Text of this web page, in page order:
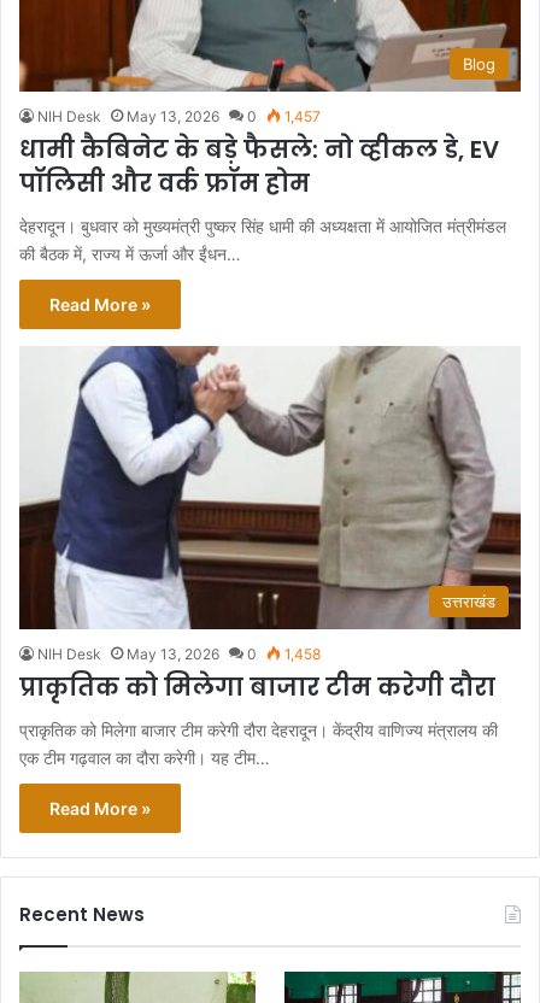
Blog
NIH Desk May 13, 2026 0 1,457
धामी कैबिनेट के बड़े फैसले: नो व्हीकल डे, EV
पॉलिसी और वर्क फ्रॉम होम
देहरादून। बुधवार को मुख्यमंत्री पुष्कर सिंह धामी की अध्यक्षता में आयोजित मंत्रीमंडल
की बैठक में, राज्य में ऊर्जा और ईंधन…
Read More »
उत्तराखंड
NIH Desk May 13, 2026 0 1,458
प्राकृतिक को मिलेगा बाजार टीम करेगी दौरा
प्राकृतिक को मिलेगा बाजार टीम करेगी दौरा देहरादून। केंद्रीय वाणिज्य मंत्रालय की
एक टीम गढ़वाल का दौरा करेगी। यह टीम…
Read More »
Recent News